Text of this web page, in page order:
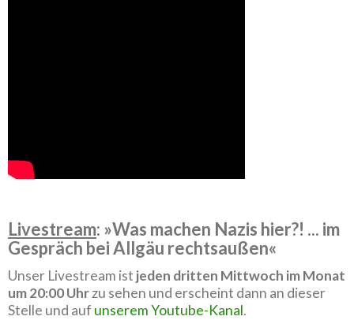
Livestream: »Was machen Nazis hier?! ... im
Gespräch bei Allgäu rechtsaußen«
Unser Livestream ist jeden dritten Mittwoch im Monat
um 20:00 Uhrzu sehen und erscheint dann an dieser
Stelle und auf unserem Youtube-Kanal.